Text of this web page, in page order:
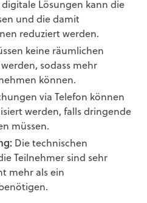
digitale Lösungen kann die
und die damit
reduziert werden.
keine räumlichen
sodass mehr
können.
via Telefon können
werden, falls dringende
müssen.
Die technischen
Teilnehmer sind sehr
mehr als ein